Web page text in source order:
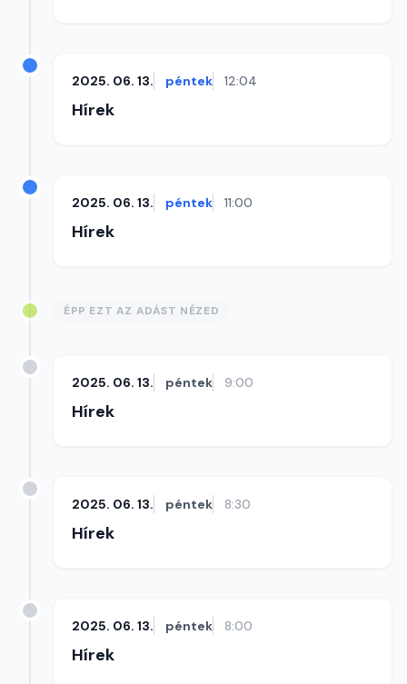
2025. 06. 13. péntek 12:04
Hírek
2025. 06. 13. péntek 11:00
Hírek
ÉPP EZT AZ ADÁST NÉZED
2025. 06. 13. péntek 9:00
Hírek
2025. 06. 13. péntek 8:30
Hírek
2025. 06. 13. péntek 8:00
Hírek